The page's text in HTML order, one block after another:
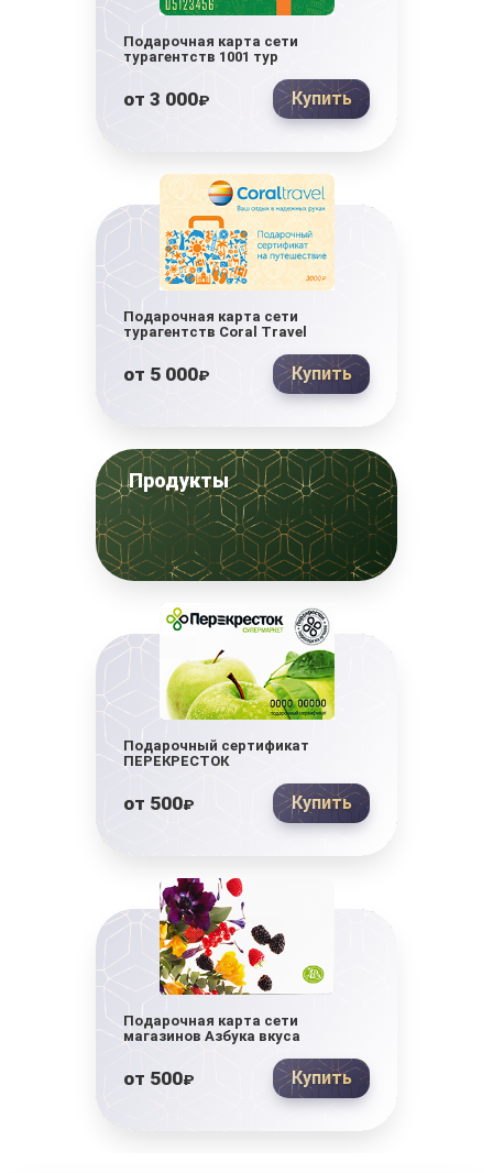
Подарочная карта сети
турагентств 1001 тур
от 3 000₽ Купить
Подарочная карта сети
турагентств Coral Travel
от 5 000₽ Купить
Продукты
Подарочный сертификат
ПЕРЕКРЕСТОК
от 500₽ Купить
Подарочная карта сети
магазинов Азбука вкуса
от 500₽ Купить